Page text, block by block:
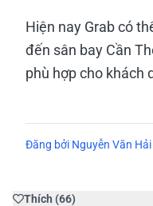
Hiện nay Grab có
đến sân bay Cần
phù hợp cho khách
Đăng bởi Nguyễn Văn Hải
Thích (66)